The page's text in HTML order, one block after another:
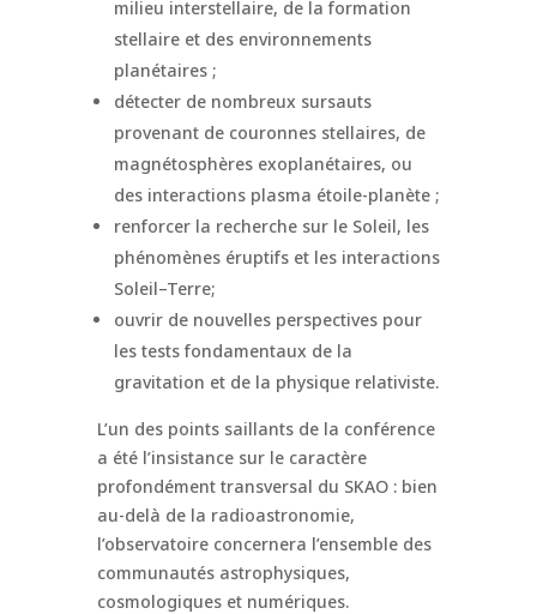
milieu interstellaire, de la formation
stellaire et des environnements
planétaires ;
détecter de nombreux sursauts
provenant de couronnes stellaires, de
magnétosphères exoplanétaires, ou
des interactions plasma étoile-planète ;
renforcer la recherche sur le Soleil, les
phénomènes éruptifs et les interactions
Soleil–Terre;
ouvrir de nouvelles perspectives pour
les tests fondamentaux de la
gravitation et de la physique relativiste.
L’un des points saillants de la conférence
a été l’insistance sur le caractère
profondément transversal du SKAO : bien
au-delà de la radioastronomie,
l’observatoire concernera l’ensemble des
communautés astrophysiques,
cosmologiques et numériques.